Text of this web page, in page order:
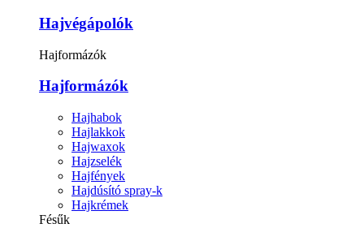
Hajvégápolók
Hajformázók
Hajformázók
Hajhabok
Hajlakkok
Hajwaxok
Hajzselék
Hajfények
Hajdúsító spray-k
Hajkrémek
Fésűk